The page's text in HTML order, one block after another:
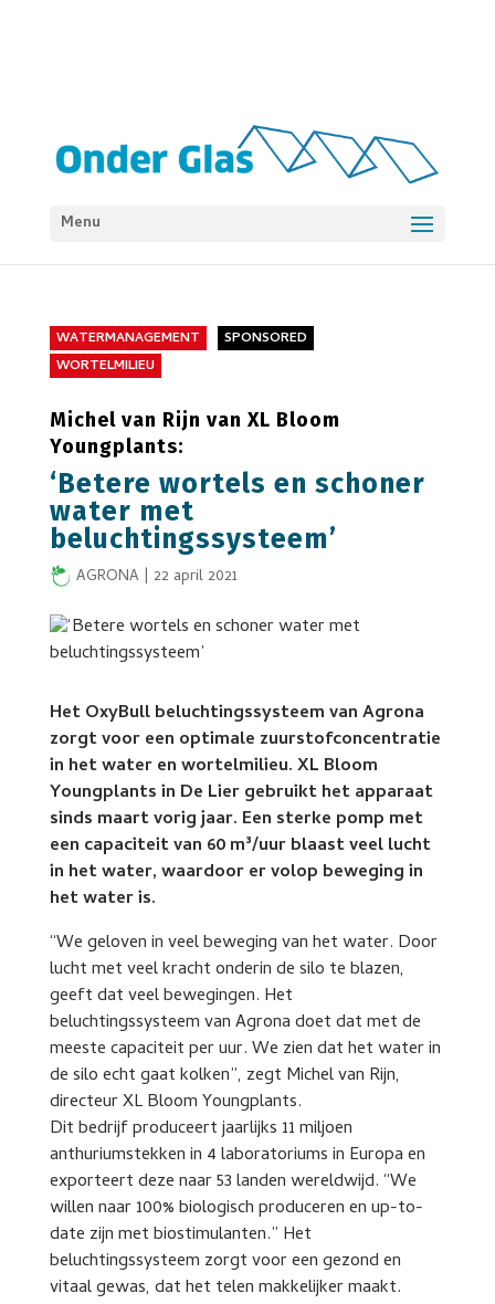
Menu
WATERMANAGEMENT
SPONSORED
WORTELMILIEU
Michel van Rijn van XL Bloom
Youngplants:
‘Betere wortels en schoner
water met
beluchtingssysteem’
AGRONA | 22 april 2021
Het OxyBull beluchtingssysteem van Agrona
zorgt voor een optimale zuurstofconcentratie
in het water en wortelmilieu. XL Bloom
Youngplants in De Lier gebruikt het apparaat
sinds maart vorig jaar. Een sterke pomp met
een capaciteit van 60 m³/uur blaast veel lucht
in het water, waardoor er volop beweging in
het water is.
“We geloven in veel beweging van het water. Door
lucht met veel kracht onderin de silo te blazen,
geeft dat veel bewegingen. Het
beluchtingssysteem van Agrona doet dat met de
meeste capaciteit per uur. We zien dat het water in
de silo echt gaat kolken”, zegt Michel van Rijn,
directeur XL Bloom Youngplants.
Dit bedrijf produceert jaarlijks 11 miljoen
anthuriumstekken in 4 laboratoriums in Europa en
exporteert deze naar 53 landen wereldwijd. “We
willen naar 100% biologisch produceren en up-to-
date zijn met biostimulanten.” Het
beluchtingssysteem zorgt voor een gezond en
vitaal gewas, dat het telen makkelijker maakt.